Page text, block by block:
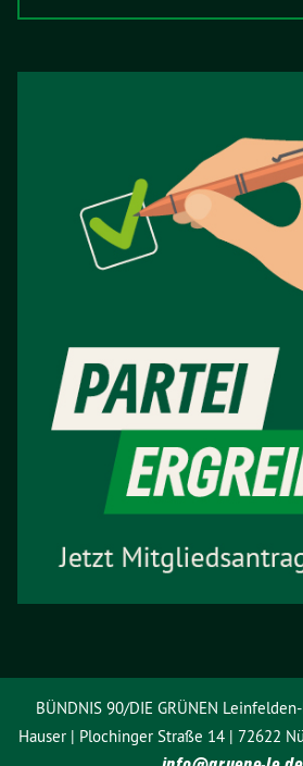
BÜNDNIS 90/DIE GRÜNEN
Hauser | Plochinger Straße 14 | 72622